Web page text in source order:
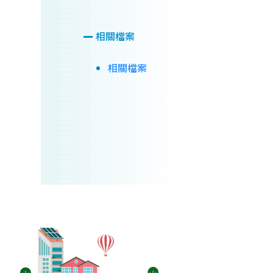
相關檔案
相關檔案